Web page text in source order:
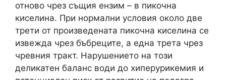
отново чрез същия ензим – в пикочна
киселина. При нормални условия около две
трети от произведената пикочна киселина се
извежда чрез бъбреците, а една трета чрез
чревния тракт. Нарушението на този
деликатен баланс води до хиперурикемия и